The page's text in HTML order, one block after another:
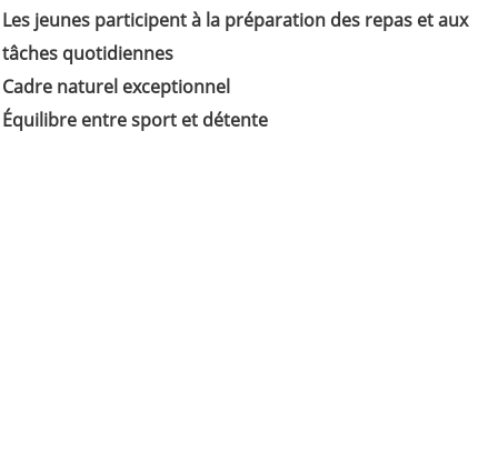
Les jeunes participent à la préparation des repas et aux
tâches quotidiennes
Cadre naturel exceptionnel
Équilibre entre sport et détente